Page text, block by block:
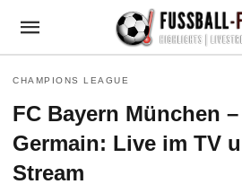
CHAMPIONS LEAGUE
FC Bayern München
Germain: Live im TV
Stream